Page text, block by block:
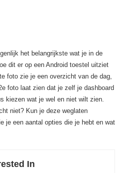
het belangrijkste wat je in de
dit er op een Android toestel uitziet
foto zie je een overzicht van de dag,
foto laat zien dat je zelf je dashboard
kiezen wat je wel en niet wilt zien.
niet? Kun je deze weglaten
je een aantal opties die je hebt en wat
In